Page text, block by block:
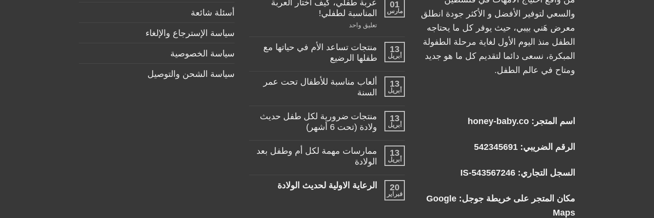
والسعي لتوفير الأفضل و الأكثر جودة انطلق
معرض هَني بيبي، حيث يوفر كل ما يحتاجه
الطفل منذ اليوم الأول لغاية مرحلة الطفولة
المبكرة، نسعى دائما لتقديم كل ما هو جديد
ومتاح في عالم الطفل.
اسم المتجر: honey-baby.co
الرقم الضريبي: 542345691
السجل التجاري: IS-543567246
مكان المتجر على خريطة جوجل: Google
Maps
01
مارس
المناسبة لطفلي!
تعليق واحد
كيف
العربة
13
أبريل
منتجات تساعد الأم في حياتها مع
طفلها الرضيع
توجد
تعليقات
على
منتجات
في
حياتها
مع
الرضيع
13
أبريل
ألعاب مناسبة للأطفال تحت عمر
السنة
تعليقات
على
ألعاب
للأطفال
تحت
عمر
السنة
13
أبريل
منتجات ضرورية لكل طفل حديث
ولادة (تحت 6 أشهر)
توجد
تعليقات
على
منتجات
لكل
طفل
13
أبريل
ممارسات مهمة لكل أم وطفل بعد
الولادة
توجد
تعليقات
20
فبراير
الرعاية الاولية لحديث الولادة
أسئلة شائعة
سياسة الإسترجاع والإلغاء
سياسة الخصوصية
سياسة الشحن والتوصيل